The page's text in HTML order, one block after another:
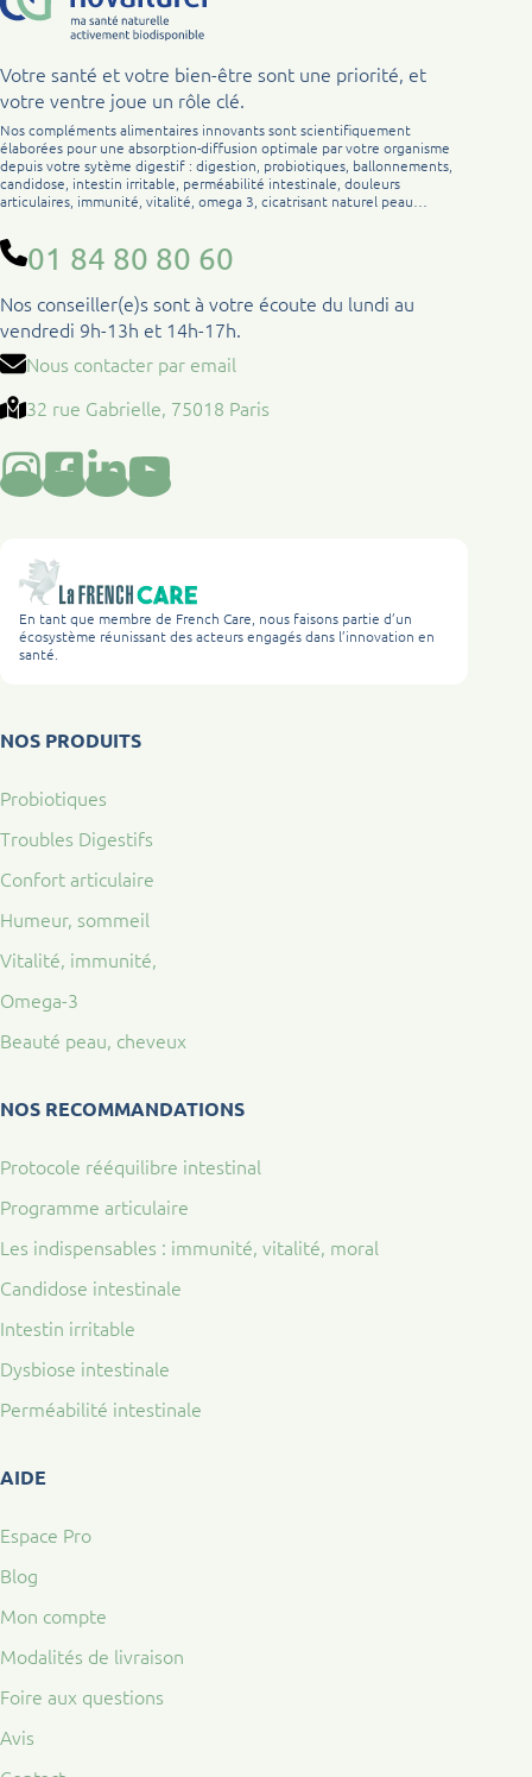
Votre santé et votre bien-être sont une priorité, et
votre ventre joue un rôle clé.
Nos compléments alimentaires innovants sont scientifiquement
élaborées pour une absorption-diffusion optimale par votre organisme
depuis votre sytème digestif : digestion, probiotiques, ballonnements,
candidose, intestin irritable, perméabilité intestinale, douleurs
articulaires, immunité, vitalité, omega 3, cicatrisant naturel peau…
01 84 80 80 60
Nos conseiller(e)s sont à votre écoute du lundi au
vendredi 9h-13h et 14h-17h.
Nous contacter par email
32 rue Gabrielle, 75018 Paris
En tant que membre de French Care, nous faisons partie d’un
écosystème réunissant des acteurs engagés dans l’innovation en
santé.
NOS PRODUITS
Probiotiques
Troubles Digestifs
Confort articulaire
Humeur, sommeil
Vitalité, immunité,
Omega-3
Beauté peau, cheveux
NOS RECOMMANDATIONS
Protocole rééquilibre intestinal
Programme articulaire
Les indispensables : immunité, vitalité, moral
Candidose intestinale
Intestin irritable
Dysbiose intestinale
Perméabilité intestinale
AIDE
Espace Pro
Blog
Mon compte
Modalités de livraison
Foire aux questions
Avis